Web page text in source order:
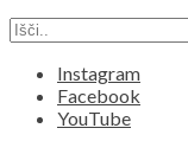
Search
for:
Instagram
Facebook
YouTube